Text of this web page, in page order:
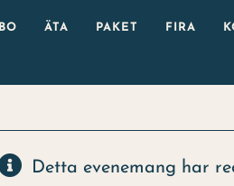
BO ÄTA PAKET FIRA
Detta evenemang har